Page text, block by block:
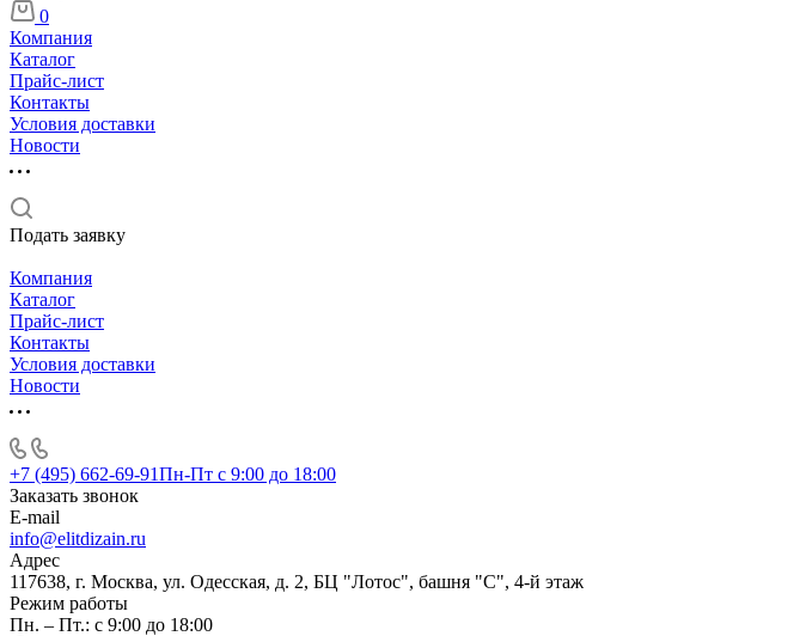
0
Компания
Каталог
Прайс-лист
Контакты
Условия доставки
Новости
Подать заявку
Компания
Каталог
Прайс-лист
Контакты
Условия доставки
Новости
+7 (495) 662-69-91Пн-Пт c 9:00 до 18:00
Заказать звонок
E-mail
info@elitdizain.ru
Адрес
117638, г. Москва, ул. Одесская, д. 2, БЦ "Лотос", башня "С", 4-й этаж
Режим работы
Пн. – Пт.: с 9:00 до 18:00